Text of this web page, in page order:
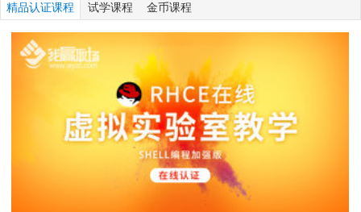
精品认证课程 试学课程 金币课程